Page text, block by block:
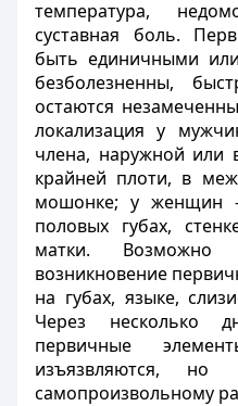
температура,
суставная боль.
быть единичными
безболезненны,
остаются
локализация у
члена, наружной или
крайней плоти, в
мошонке; у женщин
половых губах,
матки. Возможно
возникновение
на губах, языке,
Через несколько
первичные
изъязвляются,
самопроизвольному